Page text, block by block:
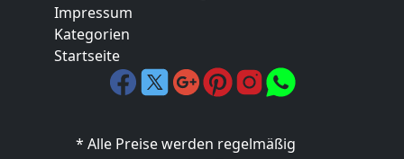
Impressum
Kategorien
Startseite
* Alle Preise werden regelmäßig